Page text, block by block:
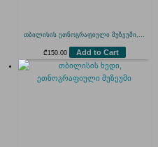
თბილისის ეთნოგრაფიული მუზეუმი,...
₾150.00 Add to Cart